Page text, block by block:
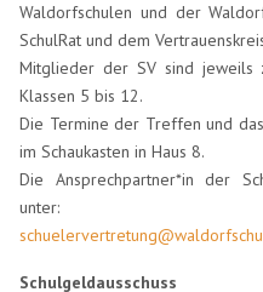
Waldorfschulen und der
SchulRat und dem
Mitglieder der SV sind jeweils
Klassen 5 bis 12.
Die Termine der Treffen und
im Schaukasten in Haus 8.
Die Ansprechpartner*in der
unter:
Schulgeldausschuss